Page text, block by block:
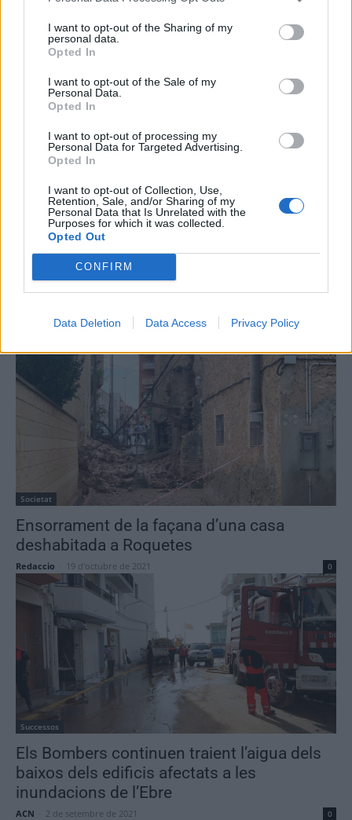
I want to opt-out of the Sharing of my
personal data.
Opted In
I want to opt-out of the Sale of my
Personal Data.
Opted In
I want to opt-out of processing my
Personal Data for Targeted Advertising.
Opted In
I want to opt-out of Collection, Use,
Retention, Sale, and/or Sharing of my
Personal Data that Is Unrelated with the
Purposes for which it was collected.
Opted Out
CONFIRM
Data Deletion Data Access Privacy Policy
Societat
Vídeo · Les pluges torrencials tornen a
Redaccio - 11 de setembre de 2021
Societat
Els cossos d’emergència van rescatar prop
de 200 persones durant l’episodi d’aiguats
al Montsià
Societat
Ensorrament de la façana d’una casa
deshabitada a Roquetes
Redaccio 19 d'octubre de 2021 0
Successos
Els Bombers continuen traient l’aigua dels
baixos dels edificis afectats a les
inundacions de l’Ebre
ACN 2 de setembre de 2021 0